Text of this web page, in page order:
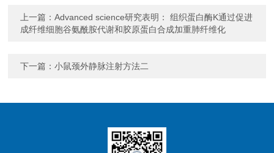
上一篇：Advanced science研究表明： 组织蛋白酶K通过促进
成纤维细胞谷氨酰胺代谢和胶原蛋白合成加重肺纤维化
下一篇：小鼠颈外静脉注射方法二